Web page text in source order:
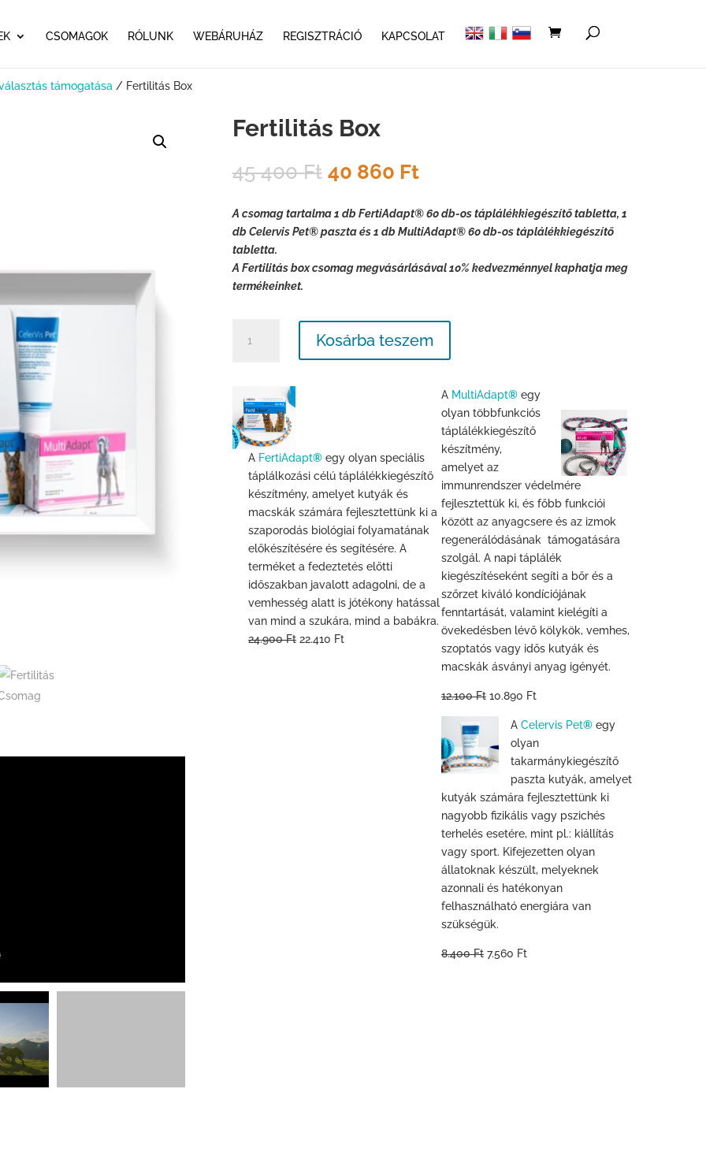
CSOMAGOK RÓLUNK WEBÁRUHÁZ REGISZTRÁCIÓ KAPCSOLAT
támogatása / Fertilitás Box
Fertilitás Box
45 400Ft Original
price
was:
45
400 Ft.
40 860 FtCurrent
is:
40
860 Ft.
A csomag tartalma 1 db FertiAdapt® 60 db-os táplálékkiegészítő tabletta, 1
db Celervis Pet® paszta és 1 db MultiAdapt® 60 db-os táplálékkiegészítő
tabletta.
A Fertilitás box csomag megvásárlásával 10% kedvezménnyel kaphatja meg
termékeinket.
Box
Kosárba teszem
A MultiAdapt®egy
olyan többfunkciós
táplálékkiegészítő
készítmény,
amelyet az
immunrendszer védelmére
fejlesztettük ki, és főbb funkciói
között az anyagcsere és az izmok
regenerálódásának támogatására
szolgál. A napi táplálék
kiegészítéseként segíti a bőr és a
szőrzet kiváló kondíciójának
fenntartását, valamint kielégíti a
övekedésben lévő kölykök, vemhes,
szoptatós vagy idős kutyák és
macskák ásványi anyag igényét.
12.100 Ft10.890 Ft
A Celervis Pet®egy
olyan
takarmánykiegészítő
paszta kutyák, amelyet
kutyák számára fejlesztettünk ki
nagyobb fizikális vagy pszichés
terhelés esetére, mint pl.: kiállítás
vagy sport. Kifejezetten olyan
állatoknak készült, melyeknek
azonnali és hatékonyan
felhasználható energiára van
szükségük.
8.400 Ft7.560 Ft
A FertiAdapt®egy olyan speciális
táplálkozási célú táplálékkiegészítő
készítmény, amelyet kutyák és
macskák számára fejlesztettünk ki a
szaporodás biológiai folyamatának
előkészítésére és segítésére. A
terméket a fedeztetés előtti
időszakban javalott adagolni, de a
vemhesség alatt is jótékony hatással
van mind a szukára, mind a babákra.
24.900 Ft22.410 Ft